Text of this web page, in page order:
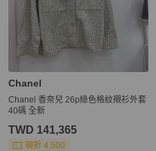
Chanel
Chanel 香奈兒 26p綠色格紋襯衫外套
40碼 全新
TWD 141,365
現折 4,500